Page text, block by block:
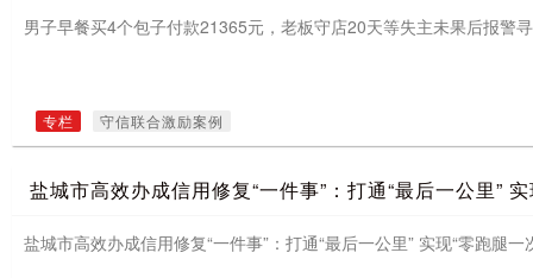
男子早餐买4个包子付款21365元，老板守店20天等失主未果后报警
专栏 守信联合激励案例
盐城市高效办成信用修复“一件事”：打通“最后一公里”
盐城市高效办成信用修复“一件事”：打通“最后一公里” 实现“零跑腿一